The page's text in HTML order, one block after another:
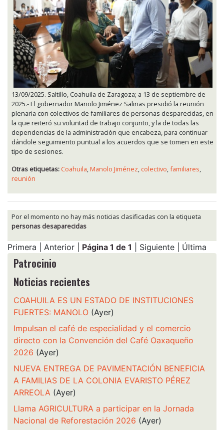
13/09/2025. Saltillo, Coahuila de Zaragoza; a 13 de septiembre de
2025.- El gobernador Manolo Jiménez Salinas presidió la reunión
plenaria con colectivos de familiares de personas desparecidas, en
la que reiteró su voluntad de trabajo conjunto, y la de todas las
dependencias de la administración que encabeza, para continuar
dándole seguimiento puntual a los acuerdos que se tomen en este
tipo de sesiones.
Otras etiquetas: Coahuila,Manolo Jiménez, colectivo,familiares,
reunión
Por el momento no hay más noticias clasificadas con la etiqueta
personas desaparecidas
Primera | Anterior | Página 1 de 1 | Siguiente | Última
Patrocinio
Noticias recientes
COAHUILA ES UN ESTADO DE INSTITUCIONES
FUERTES: MANOLO (Ayer)
Impulsan el café de especialidad y el comercio
directo con la Convención del Café Oaxaqueño
2026 (Ayer)
NUEVA ENTREGA DE PAVIMENTACIÓN BENEFICIA
A FAMILIAS DE LA COLONIA EVARISTO PÉREZ
ARREOLA (Ayer)
Llama AGRICULTURA a participar en la Jornada
Nacional de Reforestación 2026 (Ayer)